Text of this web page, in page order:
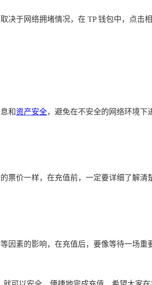
于网络拥堵情况，在 TP 钱包中，点击
和资产安全，避免在不安全的网络环境下
票价一样，在充值前，一定要详细了解
因素的影响，在充值后，要像等待一场